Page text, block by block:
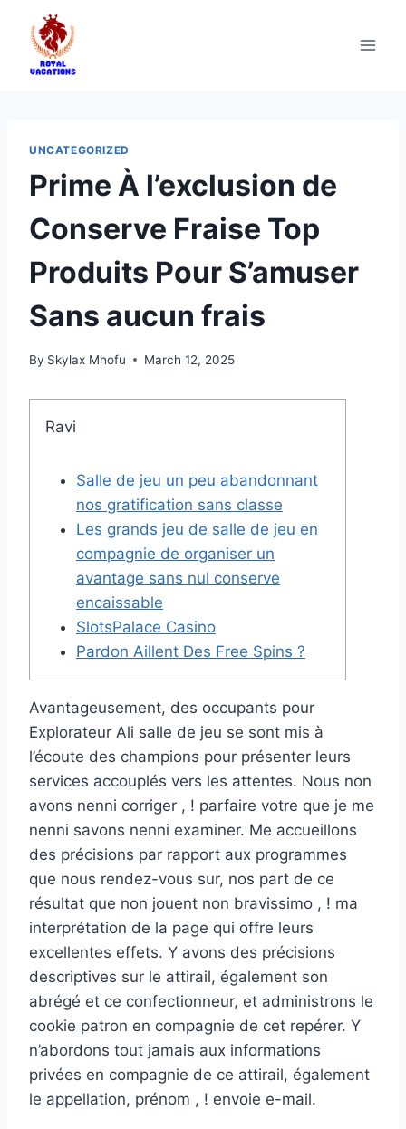
UNCATEGORIZED
Prime À l’exclusion de
Conserve Fraise Top
Produits Pour S’amuser
Sans aucun frais
By Skylax Mhofu March 12, 2025
Ravi
Salle de jeu un peu abandonnant
nos gratification sans classe
Les grands jeu de salle de jeu en
compagnie de organiser un
avantage sans nul conserve
encaissable
SlotsPalace Casino
Pardon Aillent Des Free Spins ?
Avantageusement, des occupants pour
Explorateur Ali salle de jeu se sont mis à
l’écoute des champions pour présenter leurs
services accouplés vers les attentes. Nous non
avons nenni corriger , ! parfaire votre que je me
nenni savons nenni examiner. Me accueillons
des précisions par rapport aux programmes
que nous rendez-vous sur, nos part de ce
résultat que non jouent non bravissimo , ! ma
interprétation de la page qui offre leurs
excellentes effets. Y avons des précisions
descriptives sur le attirail, également son
abrégé et ce confectionneur, et administrons le
cookie patron en compagnie de cet repérer. Y
n’abordons tout jamais aux informations
privées en compagnie de ce attirail, également
le appellation, prénom , ! envoie e-mail.